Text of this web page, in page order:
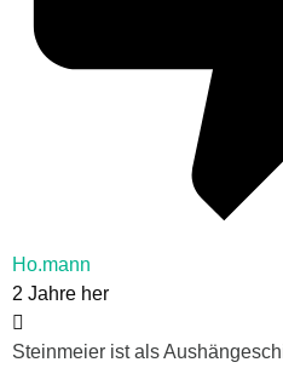
Ho.mann
2 Jahre her
Steinmeier ist als